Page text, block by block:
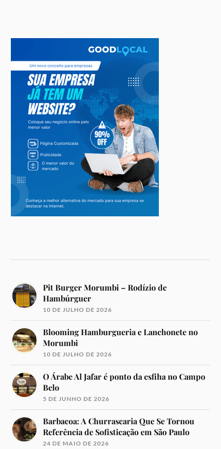
Pit Burger Morumbi – Rodízio de
Hambúrguer
10 DE JULHO DE 2026
Blooming Hamburgueria e Lanchonete no
Morumbi
10 DE JULHO DE 2026
O Árabe Al Jafar é ponto da esfiha no Campo
Belo
5 DE JUNHO DE 2026
Barbacoa: A Churrascaria Que Se Tornou
Referência de Sofisticação em São Paulo
24 DE MAIO DE 2026